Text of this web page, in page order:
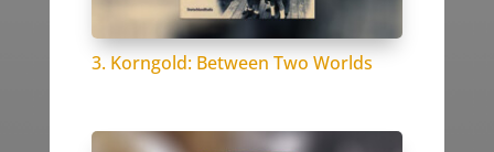
3. Korngold: Between Two Worlds